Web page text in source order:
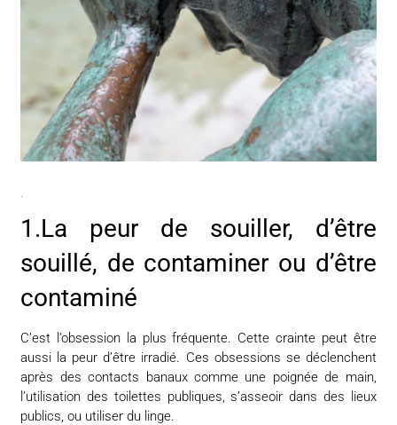
.
1.La peur de souiller, d’être
souillé, de contami­ner ou d’être
contaminé
C’est l’obsession la plus fréquente. Cette crainte peut être
aussi la peur d’être irradié. Ces obsessions se déclenchent
après des contacts banaux comme une poignée de main,
l’utilisation des toilettes publiques, s’asseoir dans des lieux
publics, ou utiliser du linge.